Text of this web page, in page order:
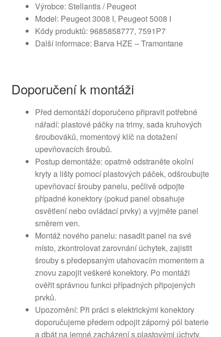
Výrobce: Stellantis / Peugeot
Model: Peugeot 3008 I, Peugeot 5008 I
Kódy produktů: 9685858777, 7591P7
Další informace: Barva HZE – Tramontane
Doporučení k montáži
Před demontáží doporučeno připravit potřebné
nářadí: plastové páčky na trimy, sada kruhových
šroubováků, momentový klíč na dotažení
upevňovacích šroubů.
Postup demontáže: opatrně odstraněte okolní
kryty a lišty pomocí plastových páček, odšroubujte
upevňovací šrouby panelu, pečlivě odpojte
případné konektory (pokud panel obsahuje
osvětlení nebo ovládací prvky) a vyjměte panel
směrem ven.
Montáž nového panelu: nasadit panel na své
místo, zkontrolovat zarovnání úchytek, zajistit
šrouby s předepsaným utahovacím momentem a
znovu zapojit veškeré konektory. Po montáži
ověřit správnou funkci případných připojených
prvků.
Upozornění: Při práci s elektrickými konektory
doporučujeme předem odpojit záporný pól baterie
a dbát na jemné zacházení s plastovými úchyty,